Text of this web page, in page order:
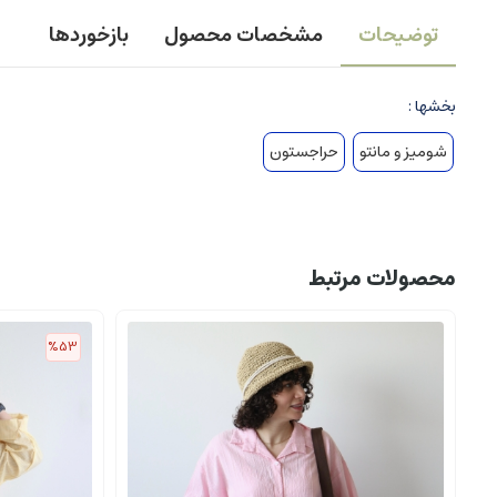
توضیحات مشخصات محصول بازخوردها
بخشها :
شومیز و مانتو
حراجستون
محصولات مرتبط
%53